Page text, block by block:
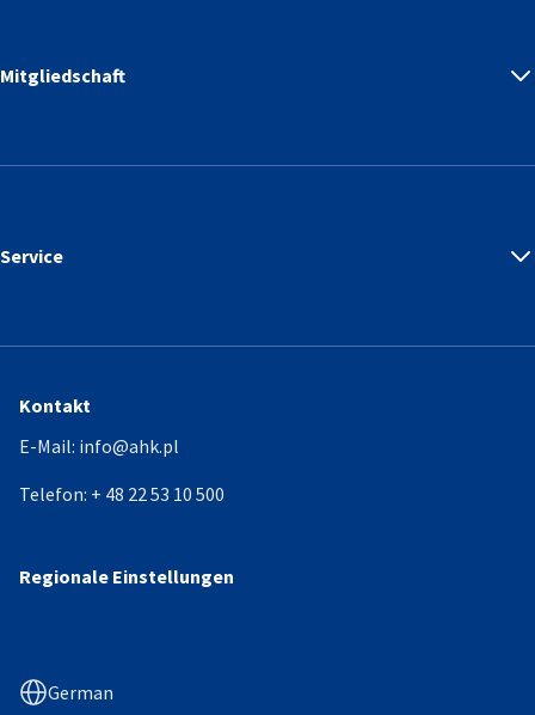
Mitgliedschaft
Service
Kontakt
E-Mail: info@ahk.pl
Telefon: + 48 22 53 10 500
Regionale Einstellungen
German